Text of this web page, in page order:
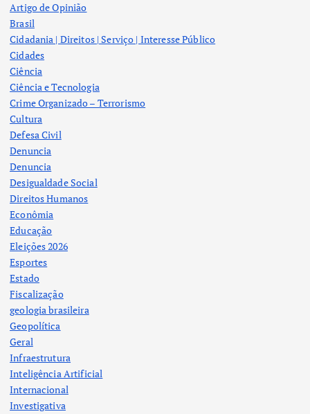
Artigo de Opinião
Brasil
Cidadania | Direitos | Serviço | Interesse Público
Cidades
Ciência
Ciência e Tecnologia
Crime Organizado – Terrorismo
Cultura
Defesa Civil
Denuncia
Denuncia
Desigualdade Social
Direitos Humanos
Econômia
Educação
Eleições 2026
Esportes
Estado
Fiscalização
geologia brasileira
Geopolítica
Geral
Infraestrutura
Inteligência Artificial
Internacional
Investigativa